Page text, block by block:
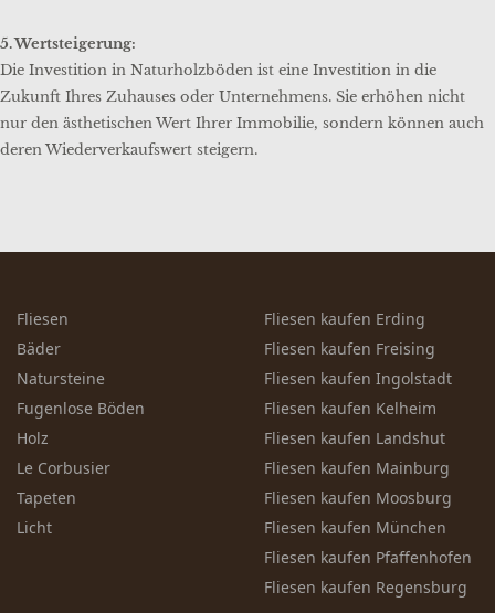
5. Wertsteigerung:
Die Investition in Naturholzböden ist eine Investition in die
Zukunft Ihres Zuhauses oder Unternehmens. Sie erhöhen nicht
nur den ästhetischen Wert Ihrer Immobilie, sondern können auch
deren Wiederverkaufswert steigern.
Fliesen
Bäder
Natursteine
Fugenlose Böden
Holz
Le Corbusier
Tapeten
Licht
Fliesen kaufen Erding
Fliesen kaufen Freising
Fliesen kaufen Ingolstadt
Fliesen kaufen Kelheim
Fliesen kaufen Landshut
Fliesen kaufen Mainburg
Fliesen kaufen Moosburg
Fliesen kaufen München
Fliesen kaufen Pfaffenhofen
Fliesen kaufen Regensburg